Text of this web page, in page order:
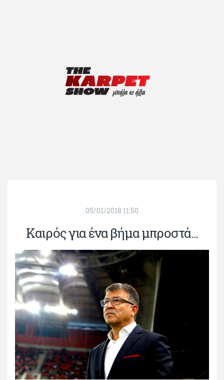
05/01/2018 11:50
Καιρός για ένα βήμα μπροστά...